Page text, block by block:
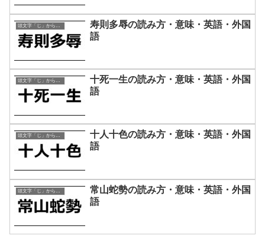
寿則多辱の読み方・意味・英語・外国
語
頭文字「じ」から始まる四字熟語
十死一生の読み方・意味・英語・外国
語
頭文字「じ」から始まる四字熟語
十人十色の読み方・意味・英語・外国
語
常山蛇勢の読み方・意味・英語・外国
語